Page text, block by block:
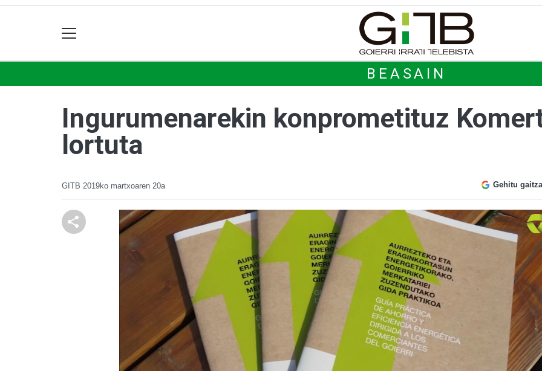
BEASAIN
Ingurumenarekin konprometituz
lortuta
GITB 2019ko martxoaren 20a Gehitu